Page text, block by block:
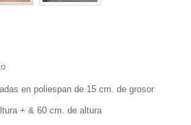
en poliespan de 15 cm. de grosor
+ & 60 cm. de altura